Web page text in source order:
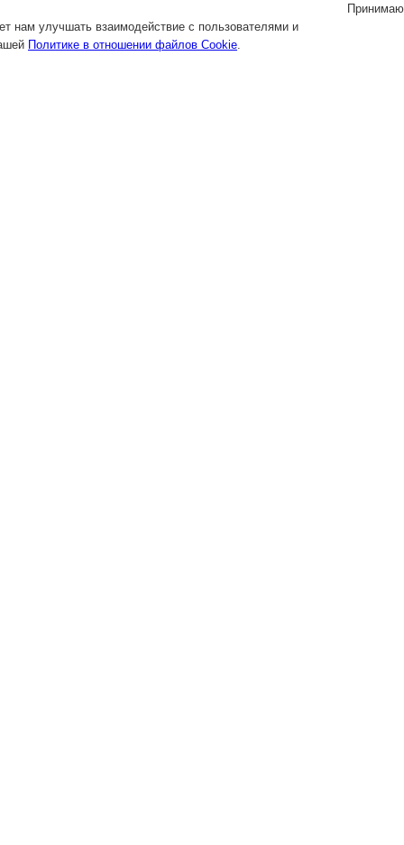
нам улучшать взаимодействие с пользователями и
Политике в отношении файлов Cookie.
Принимаю